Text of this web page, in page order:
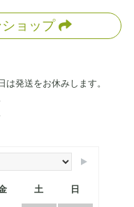
ショップ
発送をお休みします。
土 日